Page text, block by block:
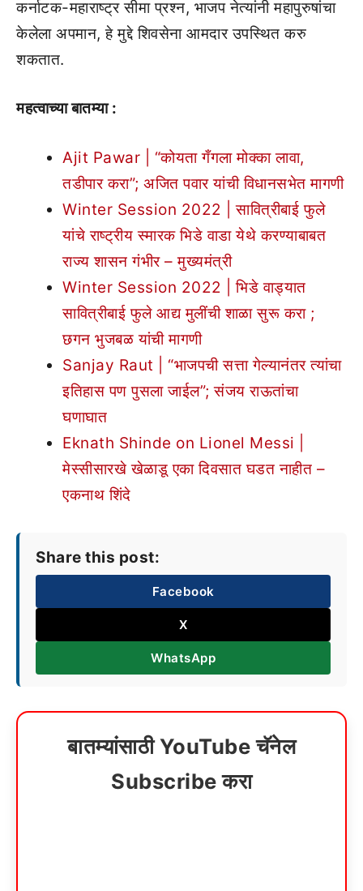
कर्नाटक-महाराष्ट्र सीमा प्रश्न, भाजप नेत्यांनी महापुरुषांचा
केलेला अपमान, हे मुद्दे शिवसेना आमदार उपस्थित करु
शकतात.
महत्वाच्या बातम्या :
Ajit Pawar | “कोयता गँगला मोक्का लावा,
तडीपार करा”; अजित पवार यांची विधानसभेत मागणी
Winter Session 2022 | सावित्रीबाई फुले
यांचे राष्ट्रीय स्मारक भिडे वाडा येथे करण्याबाबत
राज्य शासन गंभीर – मुख्यमंत्री
Winter Session 2022 | भिडे वाड्यात
सावित्रीबाई फुले आद्य मुलींची शाळा सुरू करा ;
छगन भुजबळ यांची मागणी
Sanjay Raut | “भाजपची सत्ता गेल्यानंतर त्यांचा
इतिहास पण पुसला जाईल”; संजय राऊतांचा
घणाघात
Eknath Shinde on Lionel Messi |
मेस्सीसारखे खेळाडू एका दिवसात घडत नाहीत –
एकनाथ शिंदे
Share this post:
Facebook
X
WhatsApp
बातम्यांसाठी YouTube चॅनेल
Subscribe करा